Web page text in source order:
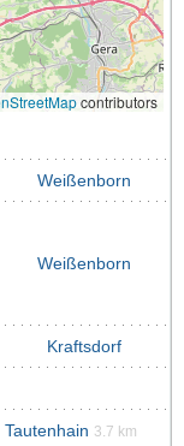
contributors
Weißenborn
Weißenborn
Kraftsdorf
Tautenhain 3.7 km